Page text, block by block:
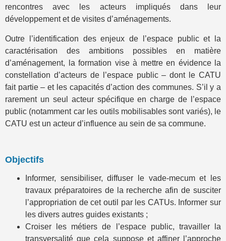
rencontres avec les acteurs impliqués dans leur
développement et de visites d’aménagements.
Outre l’identification des enjeux de l’espace public et la
caractérisation des ambitions possibles en matière
d’aménagement, la formation vise à mettre en évidence la
constellation d’acteurs de l’espace public – dont le CATU
fait partie – et les capacités d’action des communes. S’il y a
rarement un seul acteur spécifique en charge de l’espace
public (notamment car les outils mobilisables sont variés), le
CATU est un acteur d’influence au sein de sa commune.
Objectifs
Informer, sensibiliser, diffuser le vade-mecum et les
travaux préparatoires de la recherche afin de susciter
l’appropriation de cet outil par les CATUs. Informer sur
les divers autres guides existants ;
Croiser les métiers de l’espace public, travailler la
transversalité que cela suppose et affiner l’approche